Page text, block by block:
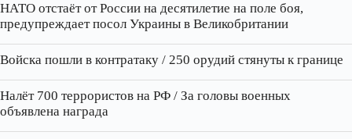
НАТО отстаёт от России на десятилетие на поле боя,
предупреждает посол Украины в Великобритании
Войска пошли в контратаку / 250 орудий стянуты к границе
Налёт 700 террористов на РФ / За головы военных
объявлена награда